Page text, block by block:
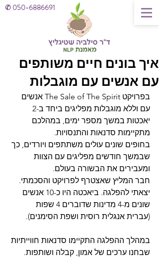
✆ 050-6886691
איך בונים חיים משותפים
עם אנשים עם מוגבלות
בפרויקט The Sale of The Spirit אנשים
יאכטות במשך מספר ימים, במהלכם
מתקיימות סדנאות והתנסויות.
בחופים שונים עולים משתתפים ויורדים, כך
שבמשך חודשים מפליגים עם הצוות
ומעבירים את הבשורה בעולם.
חבר המליץ שאצטרף לפרויקט והסכמתי.
יצאתי להפלגה. ביאכטה היו כ-10 אנשים
שונים מ-4 מדינות שדוברים 4 שפות
(עברית אנגלית רוסית ושפת הסימנים).
במהלך ההפלגה התקיימו סדנאות חווייתיות
שבחנו ערכים של אמון, קבלה ושותפות.